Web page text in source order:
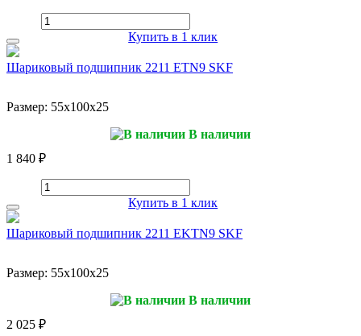
Купить в 1 клик
Шариковый подшипник 2211 ETN9 SKF
Размер: 55x100x25
В наличии
1 840 ₽
Купить в 1 клик
Шариковый подшипник 2211 EKTN9 SKF
Размер: 55x100x25
В наличии
2 025 ₽